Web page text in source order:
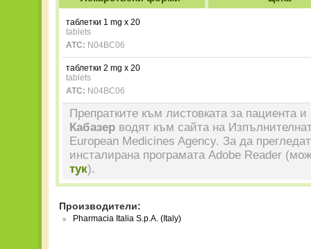
таблетки 1 mg x 20
tablets
ATC: N04BC06
таблетки 2 mg x 20
tablets
ATC: N04BC06
Препратките към листовката за пациента и
Кабазер водят към сайта на
European Medicines Agency. За да
инсталирана програмата Adobe Reader
тук).
Производители:
Pharmacia Italia S.p.A. (Italy)